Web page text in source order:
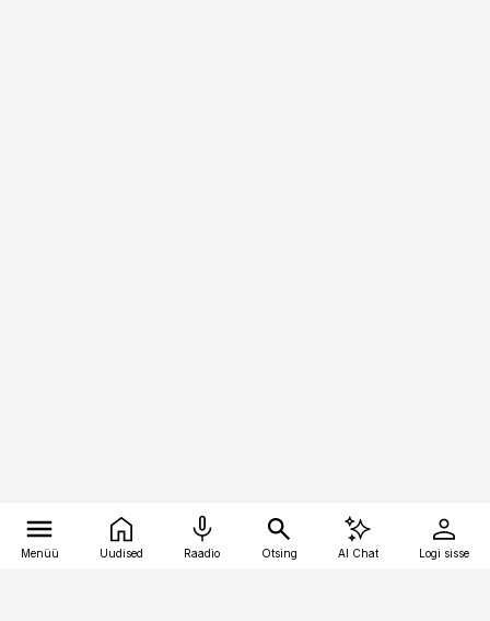
Menüü Uudised Raadio Otsing AI Chat Logi sisse